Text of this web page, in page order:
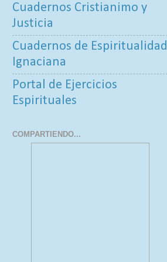
Cuadernos Cristianimo y
Justicia
Cuadernos de Espiritualidad
Ignaciana
Portal de Ejercicios
Espirituales
COMPARTIENDO...